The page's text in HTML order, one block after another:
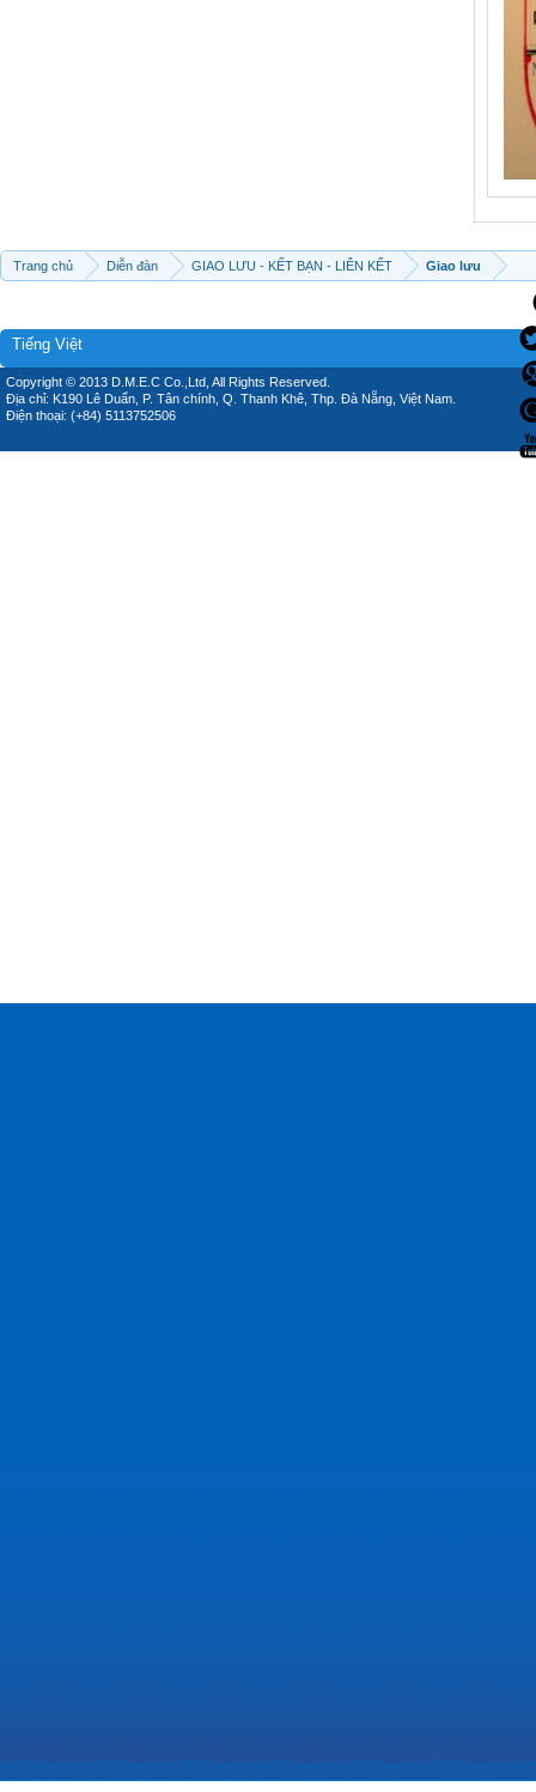
Trang chủ Diễn đàn GIAO LƯU - KẾT BẠN - LIÊN KẾT Giao lưu
Tiếng Việt
Copyright © 2013 D.M.E.C Co.,Ltd, All Rights Reserved.
Địa chỉ: K190 Lê Duẩn, P. Tân chính, Q. Thanh Khê, Thp. Đà Nẵng, Việt Nam.
Điện thoại: (+84) 5113752506